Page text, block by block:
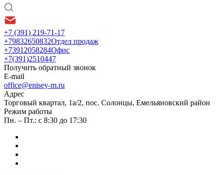
+7 (391) 219-71-17
+79832650832Отдел продаж
+73912058284Офис
+7(391)2510447
Получить обратный звонок
E-mail
office@enisey-m.ru
Адрес
​Торговый квартал, 1а/2, пос. Солонцы, Емельяновский район
Режим работы
Пн. – Пт.: с 8:30 до 17:30